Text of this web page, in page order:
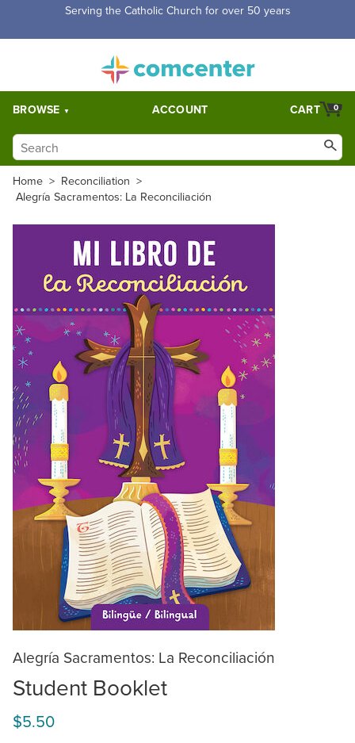
Serving the Catholic Church for over 50 years
BROWSE ACCOUNT 0
CART
Home > Reconciliation >
Alegría Sacramentos: La Reconciliación
Alegría Sacramentos: La Reconciliación
Student Booklet
$5.50